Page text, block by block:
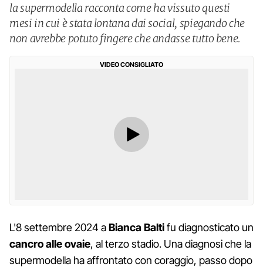
la supermodella racconta come ha vissuto questi
mesi in cui è stata lontana dai social, spiegando che
non avrebbe potuto fingere che andasse tutto bene.
VIDEO CONSIGLIATO
L'8 settembre 2024 aBianca Baltifu diagnosticato un
cancro alle ovaie, al terzo stadio. Una diagnosi che la
supermodella ha affrontato con coraggio, passo dopo